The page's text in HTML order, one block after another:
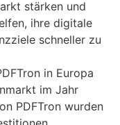
stärken und
ihre digitale
schneller zu
in Europa
im Jahr
PDFTron wurden